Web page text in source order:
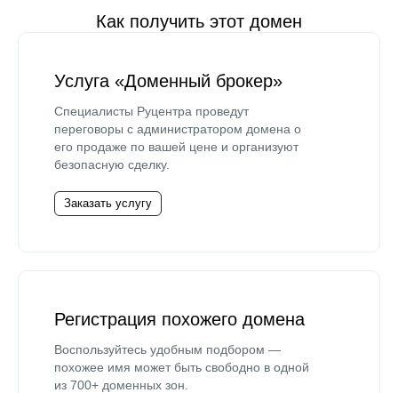
Как получить этот домен
Услуга «Доменный брокер»
Специалисты Руцентра проведут
переговоры с администратором домена о
его продаже по вашей цене и организуют
безопасную сделку.
Заказать услугу
Регистрация похожего домена
Воспользуйтесь удобным подбором —
похожее имя может быть свободно в одной
из 700+ доменных зон.